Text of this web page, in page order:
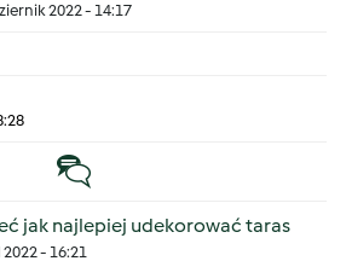
2022 - 14:17
Temat zwyczajny
jak najlepiej udekorować taras
- 16:21